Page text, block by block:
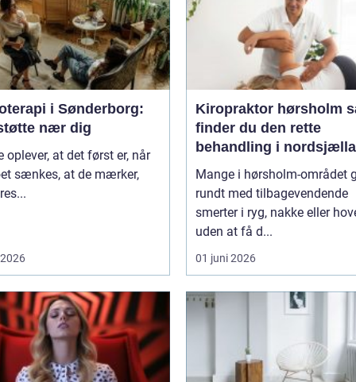
i Sønderborg:
nær dig
oplever, at det først er, når
sænkes, at de mærker,
Kiropraktor hørsholm sådan
finder du den rette
behandling i
Mange i hørsholm-området
rundt med tilbagevendende
smerter i ryg, nakke eller
uden at få d...
01 juni 2026